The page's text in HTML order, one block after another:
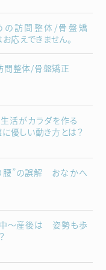
の訪問整体/骨盤矯
えできません。
訪問整体/骨盤矯正
活がカラダを作る
優しい動き方とは？
腰”の誤解 おなかへ
～産後は 姿勢も歩